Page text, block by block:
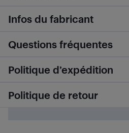
Infos du fabricant
Questions fréquentes
Politique d’expédition
Politique de retour